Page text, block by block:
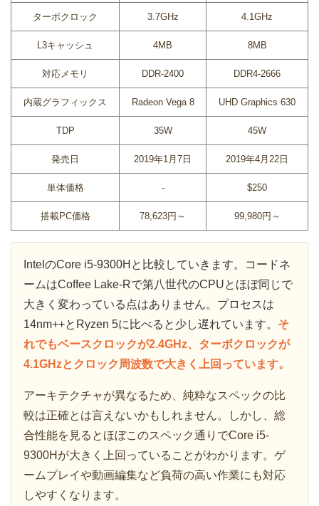
ターボクロック 3.7GHz 4.1GHz
L3キャッシュ 4MB 8MB
対応メモリ DDR-2400 DDR4-2666
内蔵グラフィックス Radeon Vega 8 UHD Graphics 630
TDP 35W 45W
発売日 2019年1月7日 2019年4月22日
単体価格 - $250
搭載PC価格 78,623円～ 99,980円～
IntelのCore i5-9300Hと比較していきます。コードネ
ームはCoffee Lake-Rで第八世代のCPUとほぼ同じで
大きく変わっている点はありません。プロセスは
14nm++とRyzen 5に比べると少し遅れています。 そ
れでもベースクロックが2.4GHz、ターボクロックが
4.1GHzとクロック周波数で大きく上回っています。
アーキテクチャが異なるため、純粋なスペックの比
較は正確とは言えないかもしれません。しかし、総
合性能を見るとほぼこのスペック通りでCore i5-
9300Hが大きく上回っていることがわかります。ゲ
ームプレイや動画編集など負荷の高い作業にも対応
しやすくなります。